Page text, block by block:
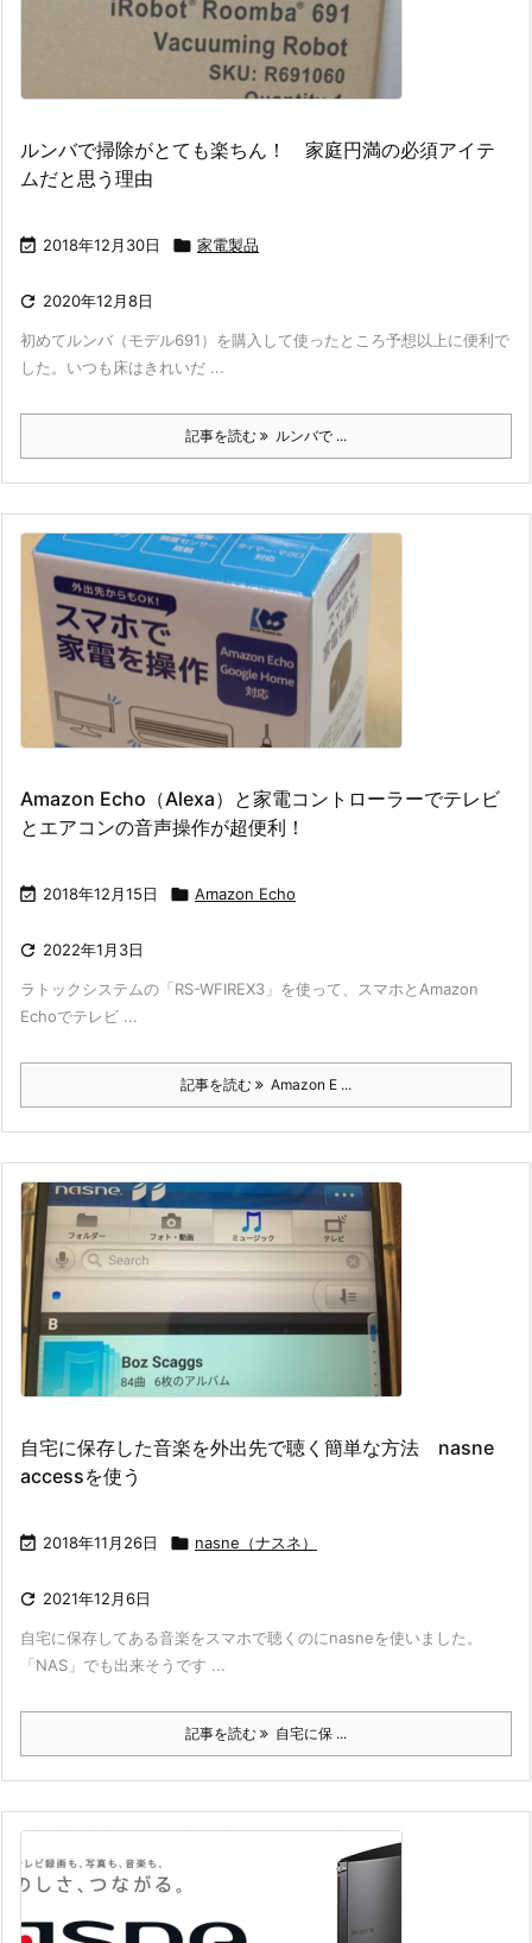
ルンバで掃除がとても楽ちん！ 家庭円満の必須アイテ
ムだと思う理由
 2018年12月30日  家電製品
 2020年12月8日
初めてルンバ（モデル691）を購入して使ったところ予想以上に便利で
した。いつも床はきれいだ ...
記事を読む ルンバで ...
Amazon Echo（Alexa）と家電コントローラーでテレビ
とエアコンの音声操作が超便利！
 2018年12月15日  Amazon Echo
 2022年1月3日
ラトックシステムの「RS-WFIREX3」を使って、スマホとAmazon
Echoでテレビ ...
記事を読む Amazon E ...
自宅に保存した音楽を外出先で聴く簡単な方法 nasne
accessを使う
 2018年11月26日  nasne（ナスネ）
 2021年12月6日
自宅に保存してある音楽をスマホで聴くのにnasneを使いました。
「NAS」でも出来そうです ...
記事を読む 自宅に保 ...